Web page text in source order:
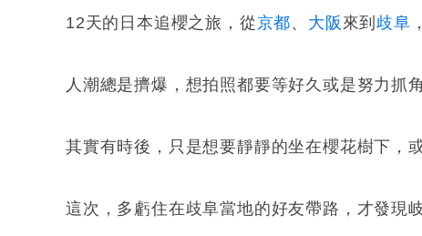
12天的日本追櫻之旅，從京都、 大阪 來到歧阜
人潮總是擠爆，想拍照都要等好久或是努力抓
其實有時後，只是想要靜靜的坐在櫻花樹下，
這次，多虧住在歧阜當地的好友帶路，才發現